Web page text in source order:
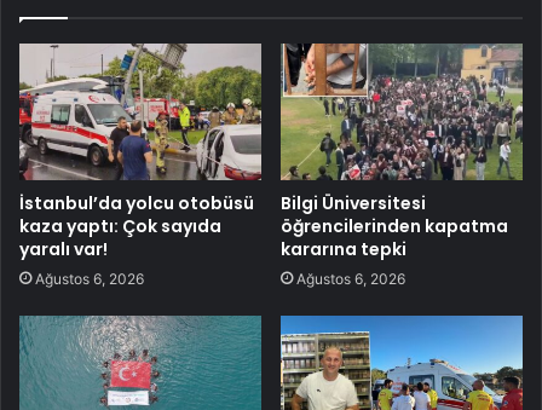
İstanbul’da yolcu otobüsü
kaza yaptı: Çok sayıda
yaralı var!
Ağustos 6, 2026
Bilgi Üniversitesi
öğrencilerinden kapatma
kararına tepki
Ağustos 6, 2026